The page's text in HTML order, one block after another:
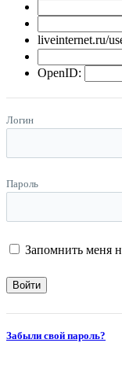
liveinternet.ru/
OpenID:
Логин
Пароль
Запомнить меня
Забыли свой пароль?